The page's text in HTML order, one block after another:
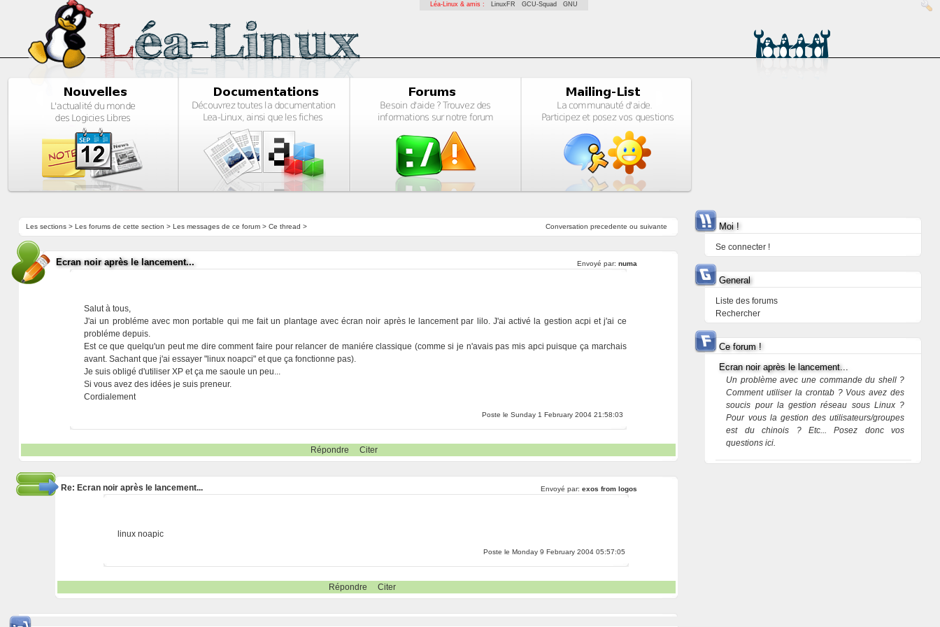
Léa-Linux & amis : LinuxFR GCU-Squad GNU
Conversation precedente ou suivante
Les sections> Les forums de cette section > Les messages de ce forum> Ce thread >
Ecran noir après le lancement... Envoyé par: numa
Salut à tous,
J'ai un probléme avec mon portable qui me fait un plantage avec écran noir après le lancement par lilo. J'ai activé la gestion acpi et j'ai ce
probléme depuis.
Est ce que quelqu'un peut me dire comment faire pour relancer de maniére classique (comme si je n'avais pas mis apci puisque ça marchais
avant. Sachant que j'ai essayer "linux noapci" et que ça fonctionne pas).
Je suis obligé d'utiliser XP et ça me saoule un peu...
Si vous avez des idées je suis preneur.
Cordialement
Poste le Sunday 1 February 2004 21:58:03
Répondre Citer
Re: Ecran noir après le lancement... Envoyé par: exos from logos
linux noapic
Poste le Monday 9 February 2004 05:57:05
Répondre Citer
Moi !
Se connecter !
General
Liste des forums
Rechercher
Ce forum !
Ecran noir après le lancement...
Un problème avec une commande du shell ?
Comment utiliser la crontab ? Vous avez des
soucis pour la gestion réseau sous Linux ?
Pour vous la gestion des utilisateurs/groupes
est du chinois ? Etc... Posez donc vos
questions ici.